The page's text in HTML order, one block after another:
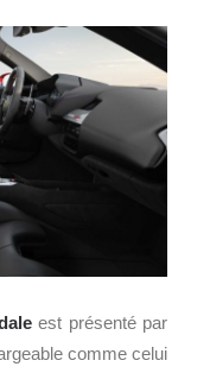
est présenté par
comme celui